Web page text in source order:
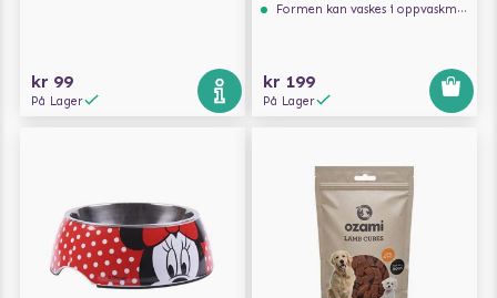
kr 99
På Lager
Formen kan vaskes i oppvaskmaskin
kr 199
På Lager